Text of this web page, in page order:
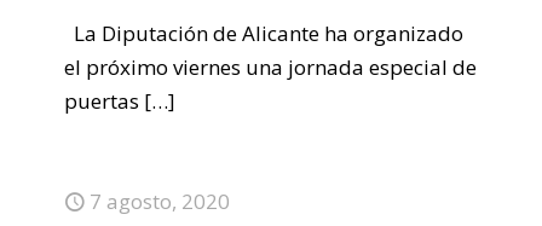
La Diputación de Alicante ha organizado
el próximo viernes una jornada especial de
puertas […]
7 agosto, 2020